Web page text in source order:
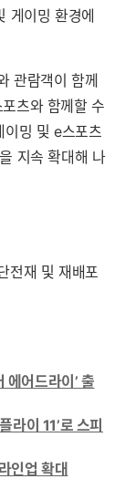
게이밍 환경에
관람객이 함께
츠와 함께할 수
이밍 및 e스포츠
지속 확대해 나
전재 및 재배포
에어드라이’ 출
라이 11’로 스피
인업 확대